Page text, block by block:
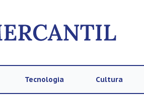
Tecnologia Cultura